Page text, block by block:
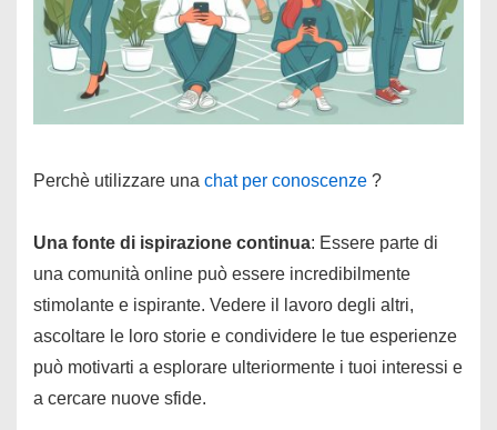
Perchè utilizzare una chat per conoscenze ?
Una fonte di ispirazione continua: Essere parte di
una comunità online può essere incredibilmente
stimolante e ispirante. Vedere il lavoro degli altri,
ascoltare le loro storie e condividere le tue esperienze
può motivarti a esplorare ulteriormente i tuoi interessi e
a cercare nuove sfide.